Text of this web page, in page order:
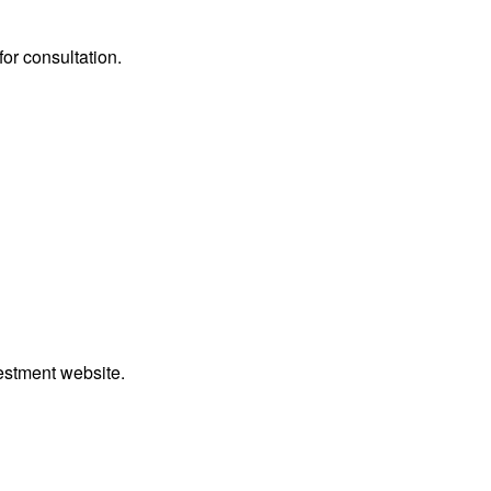
consultation.
website.